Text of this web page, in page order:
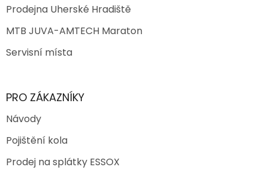
Prodejna Uherské Hradiště
MTB JUVA-AMTECH Maraton
Servisní místa
PRO ZÁKAZNÍKY
Návody
Pojištění kola
Prodej na splátky ESSOX